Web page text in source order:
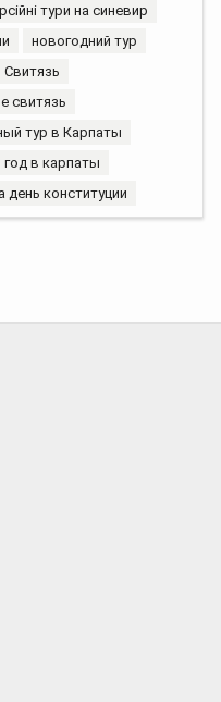
тури на синевир
новогодний тур
Свитязь
свитязь
тур в Карпаты
в карпаты
день конституции